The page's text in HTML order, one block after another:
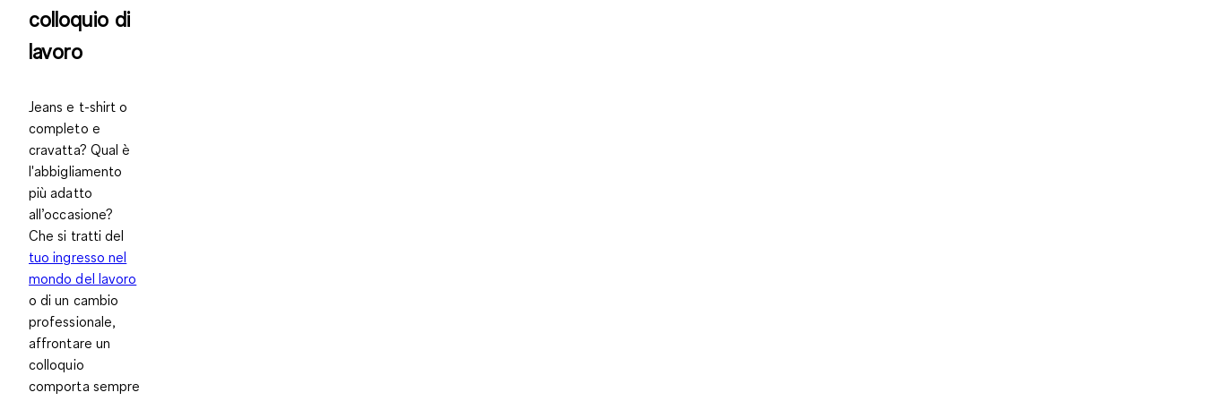
colloquio di
lavoro
Jeans e t-shirt o
completo e
cravatta? Qual è
l'abbigliamento
più adatto
all’occasione?
Che si tratti del
tuo ingresso nel
mondo del lavoro
o di un cambio
professionale,
affrontare un
colloquio
comporta sempre